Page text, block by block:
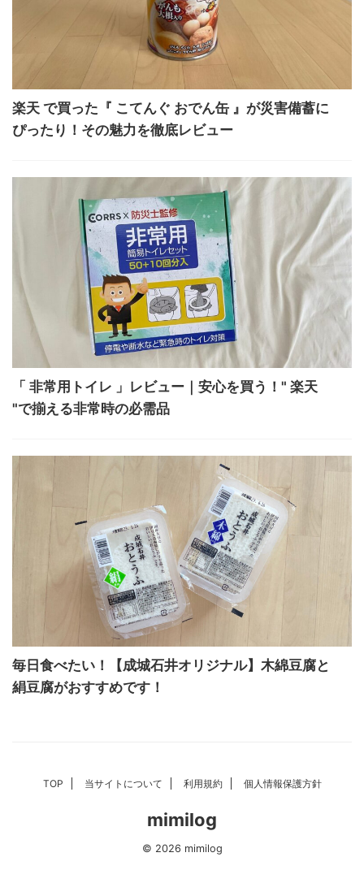
楽天 で買った『 こてんぐ おでん缶 』が災害備蓄に
ぴったり！その魅力を徹底レビュー
「 非常用トイレ 」レビュー｜安心を買う！" 楽天
"で揃える非常時の必需品
毎日食べたい！【成城石井オリジナル】木綿豆腐と
絹豆腐がおすすめです！
TOP 当サイトについて 利用規約 個人情報保護方針
mimilog
© 2026 mimilog